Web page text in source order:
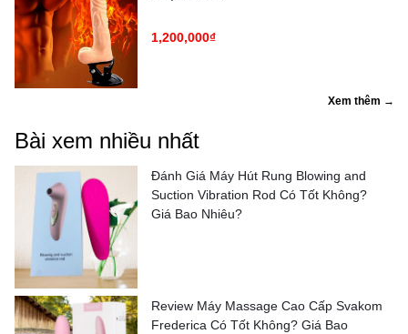
1,200,000₫
Xem thêm →
Bài xem nhiều nhất
Đánh Giá Máy Hút Rung Blowing and
Suction Vibration Rod Có Tốt Không?
Giá Bao Nhiêu?
Review Máy Massage Cao Cấp Svakom
Frederica Có Tốt Không? Giá Bao